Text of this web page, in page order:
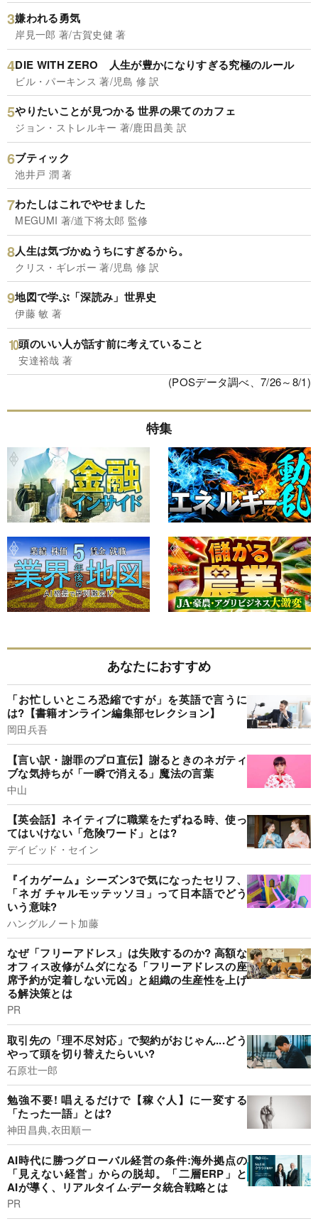
嫌われる勇気
岸見一郎 著/古賀史健 著
DIE WITH ZERO 人生が豊かになりすぎる究極のルール
ビル・パーキンス 著/児島 修 訳
やりたいことが見つかる 世界の果てのカフェ
ジョン・ストレルキー 著/鹿田昌美 訳
ブティック
池井戸 潤 著
わたしはこれでやせました
MEGUMI 著/道下将太郎 監修
人生は気づかぬうちにすぎるから。
クリス・ギレボー 著/児島 修 訳
地図で学ぶ「深読み」世界史
伊藤 敏 著
頭のいい人が話す前に考えていること
安達裕哉 著
(POSデータ調べ、7/26～8/1)
特集
あなたにおすすめ
「お忙しいところ恐縮ですが」を英語で言うに
は?【書籍オンライン編集部セレクション】
岡田兵吾
【言い訳・謝罪のプロ直伝】謝るときのネガティ
ブな気持ちが「一瞬で消える」魔法の言葉
中山
【英会話】ネイティブに職業をたずねる時、使っ
てはいけない「危険ワード」とは?
デイビッド・セイン
『イカゲーム』シーズン3で気になったセリフ、
「ネガ チャルモッテッソヨ」って日本語でどう
いう意味?
ハングルノート加藤
なぜ「フリーアドレス」は失敗するのか? 高額な
オフィス改修がムダになる「フリーアドレスの座
席予約が定着しない元凶」と組織の生産性を上げ
る解決策とは
PR
取引先の「理不尽対応」で契約がおじゃん...どう
やって頭を切り替えたらいい?
石原壮一郎
勉強不要! 唱えるだけで【稼ぐ人】に一変する
「たった一語」とは?
神田昌典,衣田順一
AI時代に勝つグローバル経営の条件:海外拠点の
「見えない経営」からの脱却。「二層ERP」と
AIが導く、リアルタイム·データ統合戦略とは
PR